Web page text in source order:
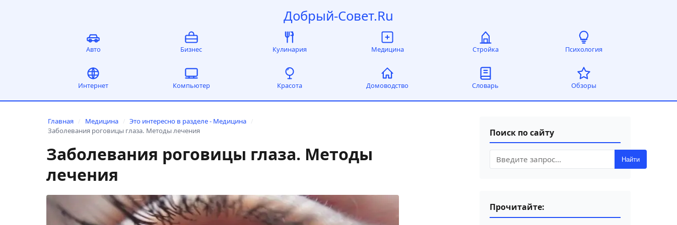
Добрый-Совет.Ru
Авто Бизнес Кулинария Медицина Стройка Психология
Интернет Компьютер Красота Домоводство Словарь Обзоры
Главная / Медицина / Это интересно в разделе - Медицина /
Заболевания роговицы глаза. Методы лечения
Заболевания роговицы глаза. Методы
лечения
Поиск по сайту
Найти
Прочитайте: